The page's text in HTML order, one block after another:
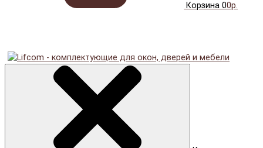
Корзина 00р.